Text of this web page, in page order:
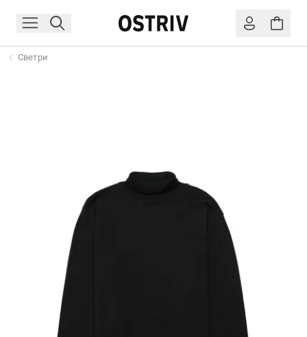
Светри